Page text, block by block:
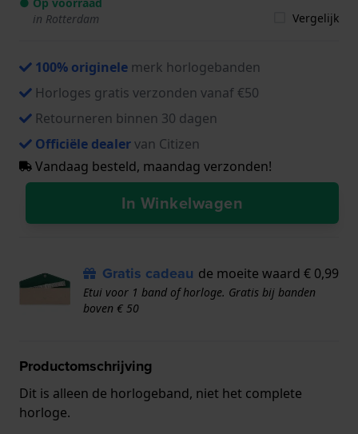
in Rotterdam
Vergelijk
100% originele merk horlogebanden
Horloges gratis verzonden vanaf €50
Retourneren binnen 30 dagen
Officiële dealervan Citizen
Vandaag besteld, maandag verzonden!
In Winkelwagen
Gratis cadeau de moeite waard € 0,99
Etui voor 1 band of horloge. Gratis bij banden
boven € 50
Productomschrijving
Dit is alleen de horlogeband, niet het complete
horloge.